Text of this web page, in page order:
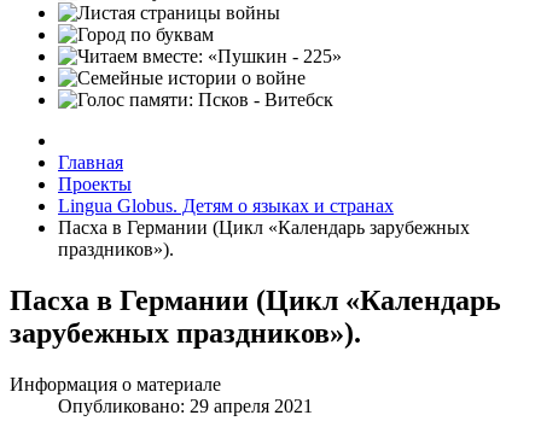
Главная
Проекты
Lingua Globus. Детям о языках и странах
Пасха в Германии (Цикл «Календарь зарубежных
праздников»).
Пасха в Германии (Цикл «Календарь
зарубежных праздников»).
Информация о материале
Опубликовано: 29 апреля 2021